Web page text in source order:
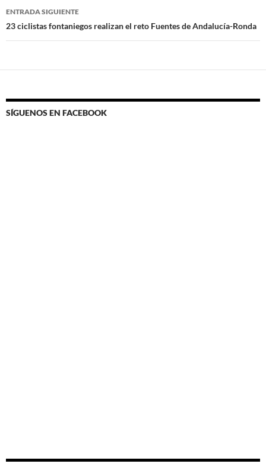
ENTRADA SIGUIENTE
23 ciclistas fontaniegos realizan el reto Fuentes de Andalucía-Ronda
SÍGUENOS EN FACEBOOK